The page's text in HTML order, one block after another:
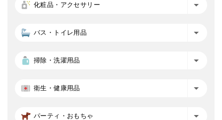
化粧品・アクセサリー
バス・トイレ用品
掃除・洗濯用品
衛生・健康用品
パーティ・おもちゃ